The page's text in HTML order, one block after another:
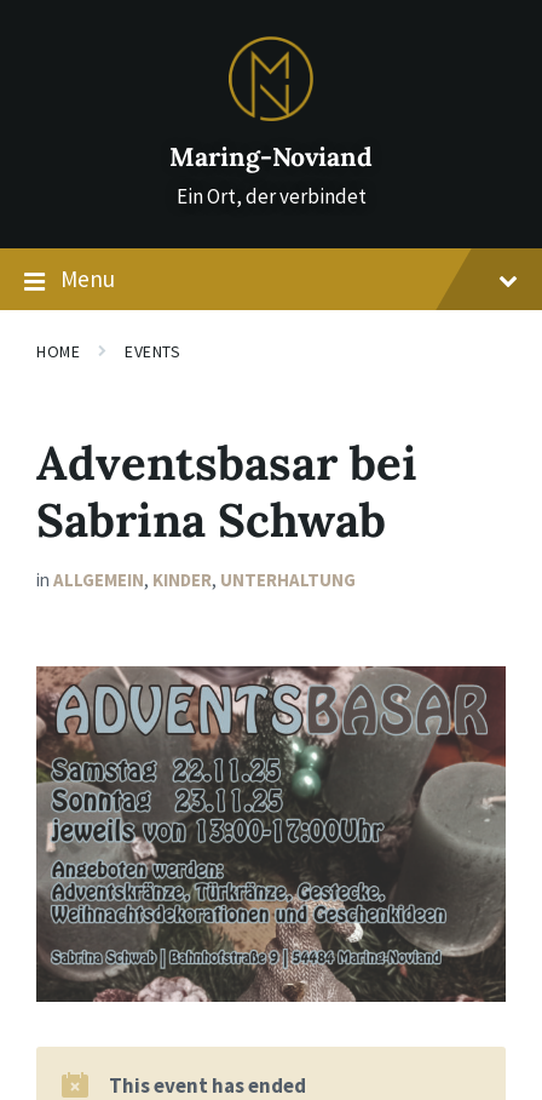
Maring-Noviand
Ein Ort, der verbindet
Menu
HOME EVENTS
Adventsbasar bei
Sabrina Schwab
in ALLGEMEIN, KINDER, UNTERHALTUNG
This event has ended